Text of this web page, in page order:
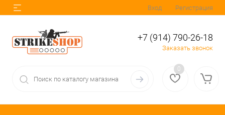
Вход Регистрация
+7 (914) 790-26-18
Заказать звонок
0